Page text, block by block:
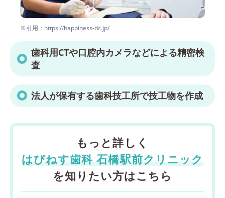
※引用：https://happiness-dc.jp/
歯科用CTや口腔内カメラなどによる精密検
査
法人が保有する歯科技工所で技工物を作成
もっと詳しく
はぴねす歯科 石橋駅前クリニック
を知りたい方はこちら